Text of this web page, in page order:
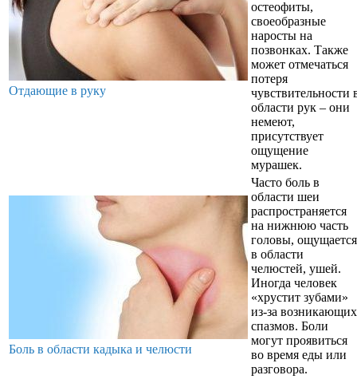
Отдающие в руку
остеофиты,
своеобразные
наросты на
позвонках. Также
может отмечаться
потеря
чувствительности
области рук – они
немеют,
присутствует
ощущение
мурашек.
Боль в области кадыка и челюсти
Часто боль в
области шеи
распространяется
на нижнюю часть
головы, ощущается
в области
челюстей, ушей.
Иногда человек
«хрустит зубами»
из-за возникающих
спазмов. Боли
могут проявиться
во время еды или
разговора.